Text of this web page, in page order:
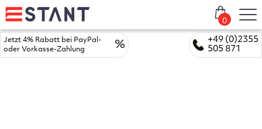
+49 (0)2355
505 871
Jetzt 4% Rabatt bei PayPal-
oder Vorkasse-Zahlung
%
0